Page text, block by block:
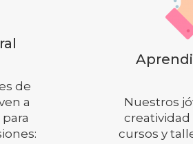
su
y
nuestro